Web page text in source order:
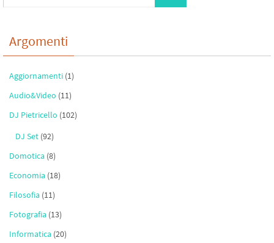
Argomenti
Aggiornamenti (1)
Audio&Video (11)
DJ Pietricello (102)
DJ Set (92)
Domotica (8)
Economia (18)
Filosofia (11)
Fotografia (13)
Informatica (20)